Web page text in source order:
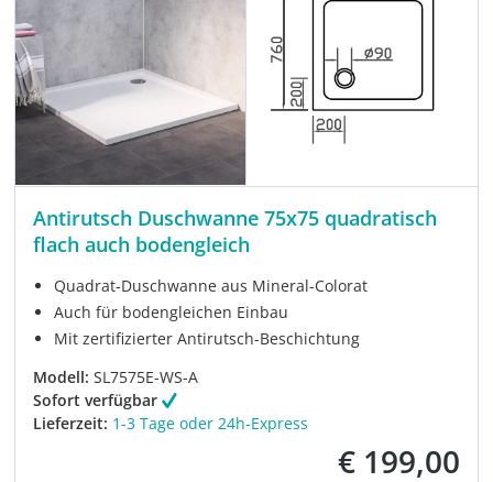
Antirutsch Duschwanne 75x75 quadratisch
flach auch bodengleich
Quadrat-Duschwanne aus Mineral-Colorat
Auch für bodengleichen Einbau
Mit zertifizierter Antirutsch-Beschichtung
Modell: SL7575E-WS-A
Sofort verfügbar
Lieferzeit: 1-3 Tage oder 24h-Express
Verkaufspreis:
€ 199,00